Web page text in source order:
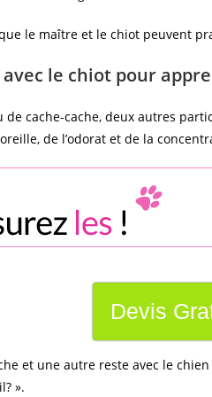
le maître et le chiot peuvent
avec le chiot pour
cache-cache, deux autres
de l’odorat et de la
Devis
et une autre reste avec le
».